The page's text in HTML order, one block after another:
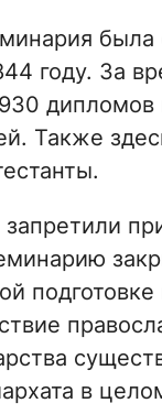
году. За
Также
запретили
в